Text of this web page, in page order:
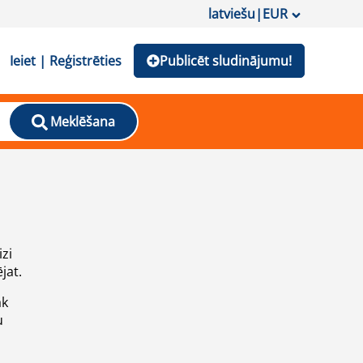
latviešu|EUR
Ieiet | Reģistrēties Publicēt sludinājumu!
Meklēšana